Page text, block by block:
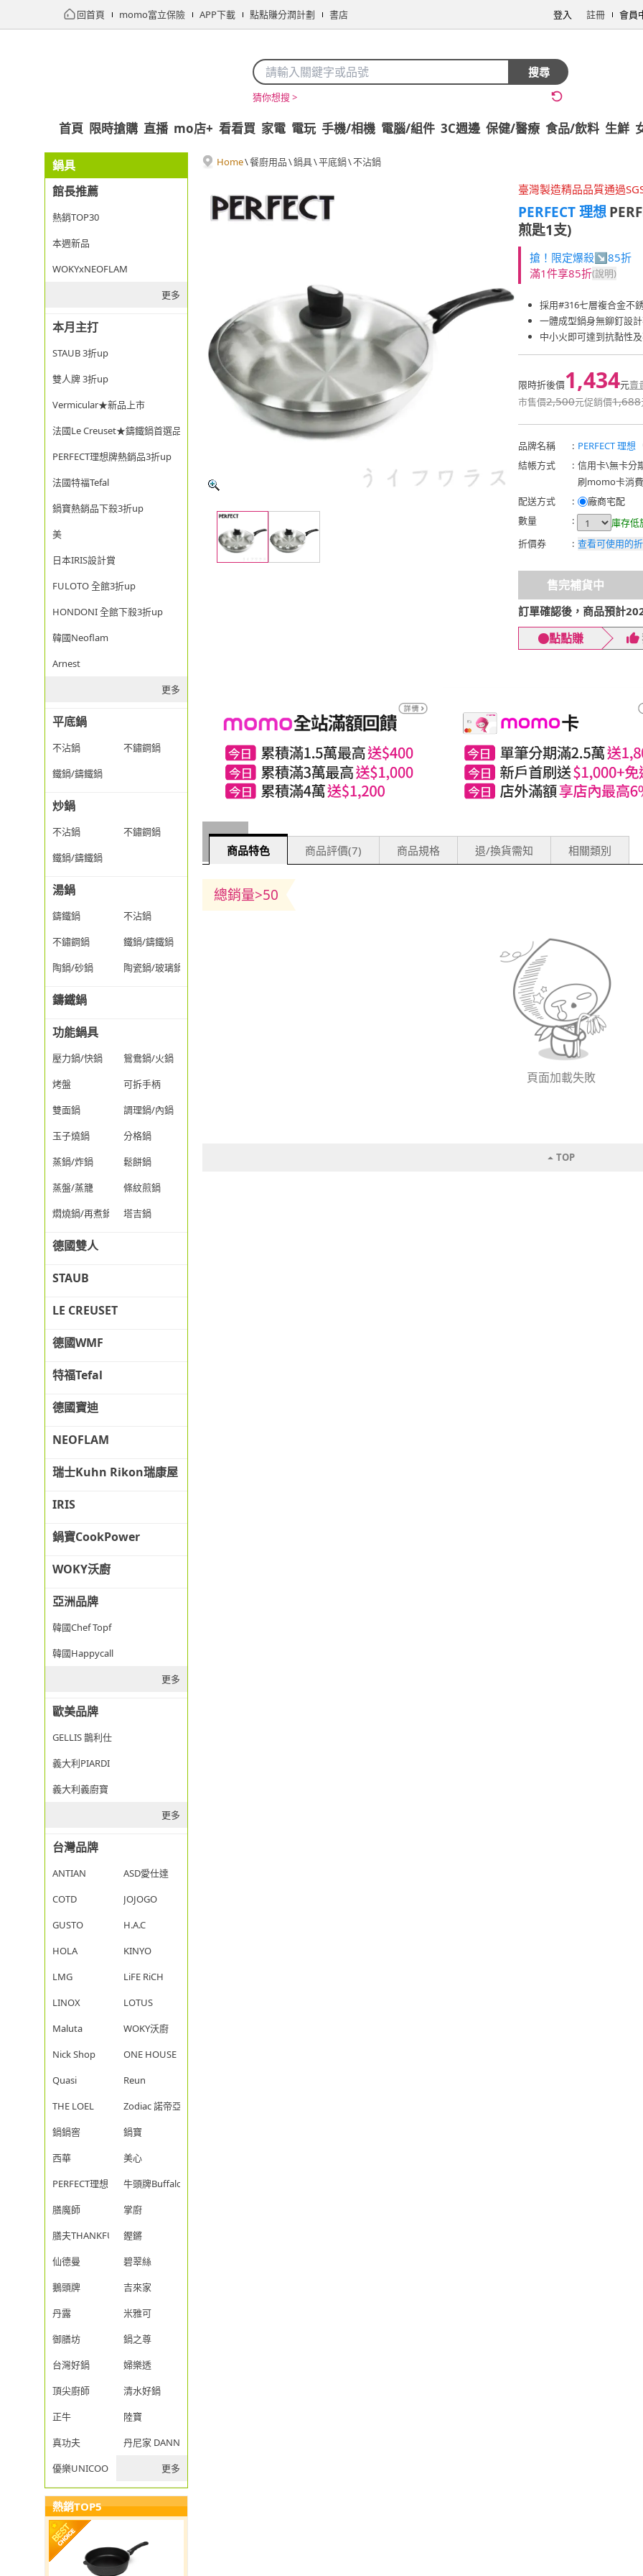
回首頁 momo富立保險 APP下載 點點賺分潤計劃 書店 登入 註冊 會員
搜尋
猜你想搜 >
首頁 限時搶購 直播 mo店+ 看看買 家電 電玩 手機/相機 電腦/組件 3C週邊 保健/醫療 食品/飲料 生鮮
鍋具
館長推薦
熱銷TOP30
本週新品
WOKYxNEOFLAM
更多
本月主打
STAUB 3折up
雙人牌 3折up
Vermicular★新品上市
法國Le Creuset★鑄鐵鍋首選品牌
PERFECT理想牌熱銷品3折up
法國特福Tefal
鍋寶熱銷品下殺3折up
美
日本IRIS設計賞
FULOTO 全館3折up
HONDONI 全館下殺3折up
韓國Neoflam
Arnest
更多
平底鍋
不沾鍋
不鏽鋼鍋
鐵鍋/鑄鐵鍋
炒鍋
不沾鍋
不鏽鋼鍋
鐵鍋/鑄鐵鍋
湯鍋
鑄鐵鍋
不沾鍋
不鏽鋼鍋
鐵鍋/鑄鐵鍋
陶鍋/砂鍋
陶瓷鍋/玻璃鍋/透明鍋
鑄鐵鍋
功能鍋具
壓力鍋/快鍋
鴛鴦鍋/火鍋
烤盤
可拆手柄
雙面鍋
調理鍋/內鍋
玉子燒鍋
分格鍋
蒸鍋/炸鍋
鬆餅鍋
蒸盤/蒸籠
條紋煎鍋
燜燒鍋/再煮鍋
塔吉鍋
德國雙人
STAUB
LE CREUSET
德國WMF
特福Tefal
德國寶迪
NEOFLAM
瑞士Kuhn Rikon瑞康屋
IRIS
鍋寶CookPower
WOKY沃廚
亞洲品牌
韓國Chef Topf
韓國Happycall
更多
歐美品牌
GELLIS 鵲利仕
義大利PIARDI
義大利義廚寶
更多
台灣品牌
ANTIAN
ASD愛仕達
COTD
JOJOGO
GUSTO
H.A.C
HOLA
KINYO
LMG
LiFE RiCH
LINOX
LOTUS
Maluta
WOKY沃廚
Nick Shop
ONE HOUSE
Quasi
Reun
THE LOEL
Zodiac 諾帝亞
鍋鍋窖
鍋寶
西華
美心
PERFECT理想
牛頭牌Buffalo
膳魔師
掌廚
膳夫THANKFUL
鏗鏘
仙德曼
碧翠絲
鵝頭牌
吉來家
丹露
米雅可
御膳坊
鍋之尊
台灣好鍋
婦樂透
頂尖廚師
清水好鍋
正牛
陸寶
真功夫
丹尼家 DANNY JIA
優樂UNICOOK
更多
熱銷TOP5
Home\餐廚用品\鍋具\平底鍋\不沾鍋
臺灣製造精品品質通過
PERFECT 理想
煎匙1支)
搶！限定爆殺↘85折
滿1件享85折(說明)
採用#316七層複合金不
一體成型鍋身無鉚釘設
中小火即可達到抗黏性
限時折後價1,434元賣
市售價2,500元促銷價1,688
品牌名稱 : PERFECT 理想
結帳方式
: 信用卡\無卡分
刷momo卡消
配送方式
:
廠商宅配
數量
: 庫存低
折價券
: 查看可使用的
售完補貨中
訂單確認後，商品預計
點點賺
商品特色 商品評價(7) 商品規格 退/換貨需知 相關類別
總銷量>50
頁面加載失敗
TOP